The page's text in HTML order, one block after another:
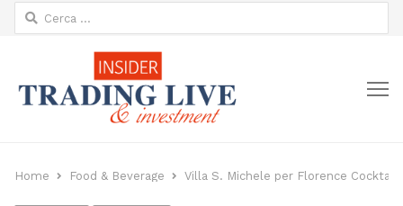
Ricerca
per:
Home Food & Beverage Villa S. Michele per Florence Cocktail